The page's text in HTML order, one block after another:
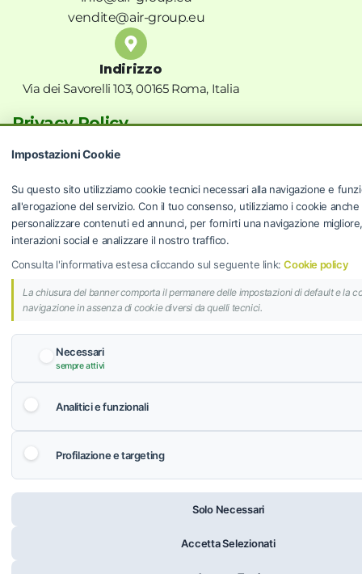
vendite@air-group.eu
Indirizzo
Via dei Savorelli 103, 00165 Roma, Italia
Privacy Policy
Privacy Policy
Risoluzioni controversie
Programma fedeltà
AIR GROUP S.R.L.
© 2024 AIR GROUP S.R.L. | Sede Legale: Via dei
Savorelli 103, 00165 Roma (RM) | P.IVA 14298871006 |
Privacy Policy
Fedeltà
Impostazioni Cookie
Su questo sito utilizziamo cookie tecnici necessari alla navigazione e
all'erogazione del servizio. Con il tuo consenso, utilizziamo i cookie
personalizzare contenuti ed annunci, per fornirti una navigazione
interazioni social e analizzare il nostro traffico.
Consulta l'informativa estesa cliccando sul seguente link:Cookie policy
La chiusura del banner comporta il permanere delle impostazioni di default e la
navigazione in assenza di cookie diversi da quelli tecnici.
Necessari
sempre attivi
Analitici e funzionali
Profilazione e targeting
Solo Necessari
Accetta Selezionati